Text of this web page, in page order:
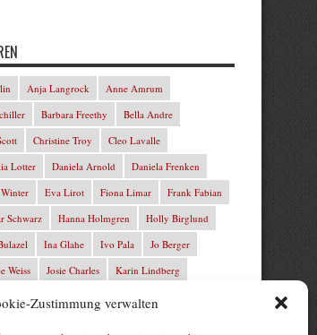
Zustimmung verwalten
Anja Langrock
Anne Amrum
Barbara Freethy
Bella Andre
Christine Troy
Cleo Lavalle
Lotter
Daniela Arnold
Daniela Frenken
Eva Lirot Fiona Limar
Frank Fabian
Schwarz
Hanna Holmgren
Holly Birglund
Ina Glahe Ivo Pala
Jo Berger
Weiss
Josie Charles
Karin Lindberg
Laura Winter
Leonie von Zedernburg